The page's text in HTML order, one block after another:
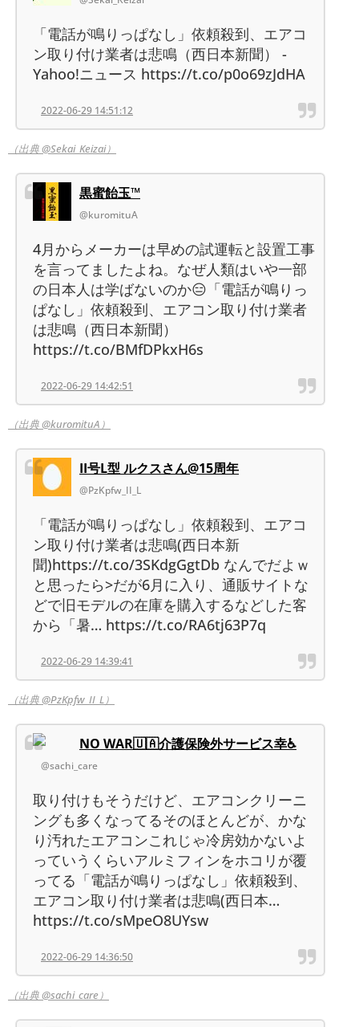
「電話が鳴りっぱなし」依頼殺到、エアコ
ン取り付け業者は悲鳴（西日本新聞） -
Yahoo!ニュース https://t.co/p0o69zJdHA
2022-06-29 14:51:12
（出典 @Sekai_Keizai）
黒蜜飴玉™
@kuromituA
4月からメーカーは早めの試運転と設置工事
を言ってましたよね。なぜ人類はいや一部
の日本人は学ばないのか😑「電話が鳴りっ
ぱなし」依頼殺到、エアコン取り付け業者
は悲鳴（西日本新聞）
https://t.co/BMfDPkxH6s
2022-06-29 14:42:51
（出典 @kuromituA）
II号L型 ルクスさん@15周年
@PzKpfw_II_L
「電話が鳴りっぱなし」依頼殺到、エアコ
ン取り付け業者は悲鳴(西日本新
聞)https://t.co/3SKdgGgtDb なんでだよｗ
と思ったら>だが6月に入り、通販サイトな
どで旧モデルの在庫を購入するなどした客
から「暑… https://t.co/RA6tj63P7q
2022-06-29 14:39:41
（出典 @PzKpfw_II_L）
NO WAR🇺🇦介護保険外サービス幸♿
@sachi_care
取り付けもそうだけど、エアコンクリーニ
ングも多くなってるそのほとんどが、かな
り汚れたエアコンこれじゃ冷房効かないよ
っていうくらいアルミフィンをホコリが覆
ってる「電話が鳴りっぱなし」依頼殺到、
エアコン取り付け業者は悲鳴(西日本…
https://t.co/sMpeO8UYsw
2022-06-29 14:36:50
（出典 @sachi_care）